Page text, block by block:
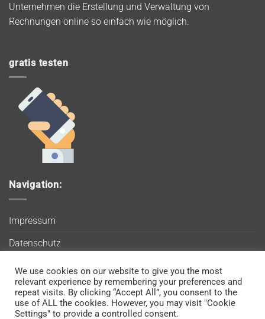
Unternehmen die Erstellung und Verwaltung von
Rechnungen online so einfach wie möglich.
gratis testen
Navigation:
Impressum
Datenschutz
AGB
Blog
Kontakt
We use cookies on our website to give you the most
relevant experience by remembering your preferences and
repeat visits. By clicking “Accept All”, you consent to the
use of ALL the cookies. However, you may visit "Cookie
Settings" to provide a controlled consent.
Wir verwenden Cookies, um sicherzustellen, dass Sie auf
unserer Website die bestmögliche Erfahrung machen. Wenn
Sie diese Website weiterhin nutzen, gehen wir davon aus, dass